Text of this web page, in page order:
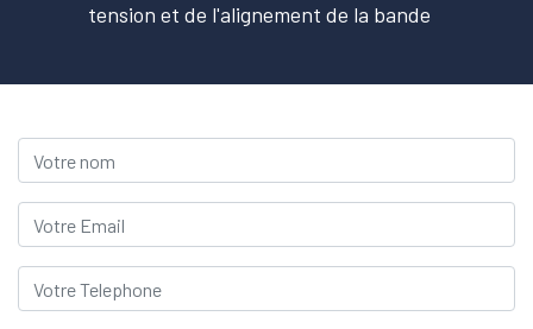
tension et de l'alignement de la bande